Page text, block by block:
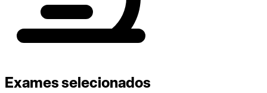
Exames selecionados